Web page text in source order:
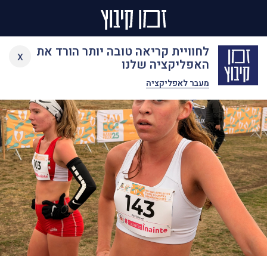
לחוויית קריאה טובה יותר הורד את
האפליקציה שלנו
מעבר לאפליקציה
x
Skip
content